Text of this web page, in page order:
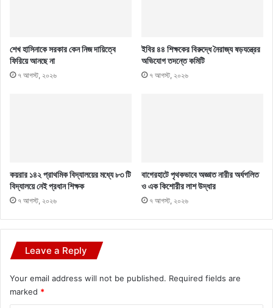
শেখ হাসিনাকে সরকার কেন নিজ দায়িত্বে
ফিরিয়ে আনছে না
৭ আগস্ট, ২০২৬
ইবির ৪৪ শিক্ষকের বিরুদ্ধে নৈরাজ্য ষড়যন্ত্রের
অভিযোগ তদন্তে কমিটি
৭ আগস্ট, ২০২৬
কয়রার ১৪২ প্রাথমিক বিদ্যালয়ের মধ্যে ৮৩ টি
বিদ্যালয়ে নেই প্রধান শিক্ষক
৭ আগস্ট, ২০২৬
বাগেরহাটে পৃথকভাবে অজ্ঞাত নারীর অর্ধগলিত
ও এক কিশোরীর লাশ উদ্ধার
৭ আগস্ট, ২০২৬
Leave a Reply
Your email address will not be published. Required fields are
marked *